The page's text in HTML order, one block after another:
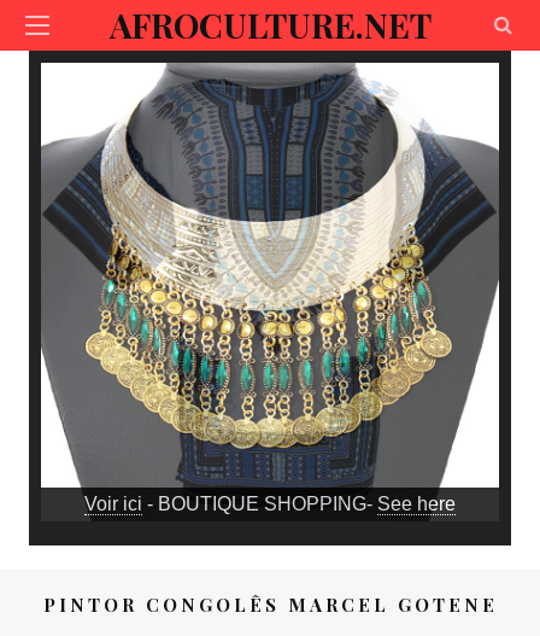
AFROCULTURE.NET
Voir ici - BOUTIQUE SHOPPING- See here
PINTOR CONGOLÊS MARCEL GOTENE